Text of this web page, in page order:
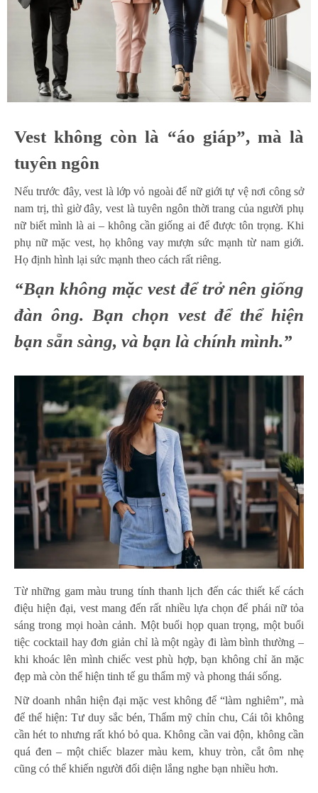
Vest không còn là “áo giáp”, mà là
tuyên ngôn
Nếu trước đây, vest là lớp vỏ ngoài để nữ giới tự vệ nơi công sở
nam trị, thì giờ đây, vest là tuyên ngôn thời trang của người phụ
nữ biết mình là ai – không cần giống ai để được tôn trọng. Khi
phụ nữ mặc vest, họ không vay mượn sức mạnh từ nam giới.
Họ định hình lại sức mạnh theo cách rất riêng.
“Bạn không mặc vest để trở nên giống
đàn ông. Bạn chọn vest để thể hiện
bạn sẵn sàng, và bạn là chính mình.”
Từ những gam màu trung tính thanh lịch đến các thiết kế cách
điệu hiện đại, vest mang đến rất nhiều lựa chọn để phái nữ tỏa
sáng trong mọi hoàn cảnh. Một buổi họp quan trọng, một buổi
tiệc cocktail hay đơn giản chỉ là một ngày đi làm bình thường –
khi khoác lên mình chiếc vest phù hợp, bạn không chỉ ăn mặc
đẹp mà còn thể hiện tinh tế gu thẩm mỹ và phong thái sống.
Nữ doanh nhân hiện đại mặc vest không để “làm nghiêm”, mà
để thể hiện: Tư duy sắc bén, Thẩm mỹ chỉn chu, Cái tôi không
cần hét to nhưng rất khó bỏ qua. Không cần vai độn, không cần
quá đen – một chiếc blazer màu kem, khuy tròn, cắt ôm nhẹ
cũng có thể khiến người đối diện lắng nghe bạn nhiều hơn.